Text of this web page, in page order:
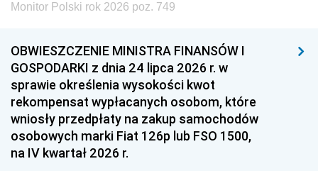
Monitor Polski rok 2026 poz. 749
OBWIESZCZENIE MINISTRA FINANSÓW I
GOSPODARKI z dnia 24 lipca 2026 r. w
sprawie określenia wysokości kwot
rekompensat wypłacanych osobom, które
wniosły przedpłaty na zakup samochodów
osobowych marki Fiat 126p lub FSO 1500,
na IV kwartał 2026 r.